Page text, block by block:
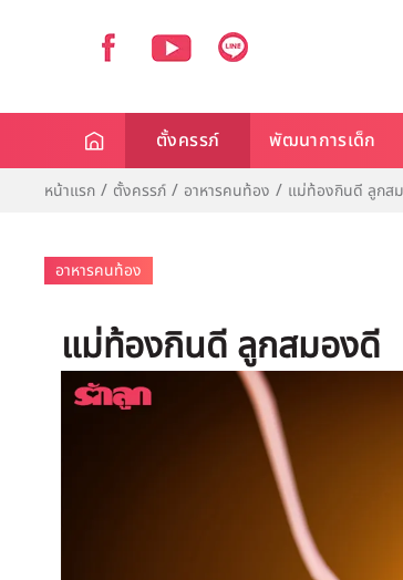
ตั้งครรภ์ พัฒนาการเด็ก
หน้าแรก ตั้งครรภ์ อาหารคนท้อง แม่ท้องกินดี ลูกส
อาหารคนท้อง
แม่ท้องกินดี ลูกสมองดี